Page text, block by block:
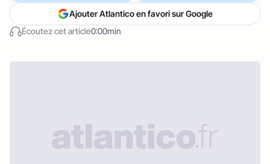
Écoutez cet article0:00min
Ajouter Atlantico en favori sur Google